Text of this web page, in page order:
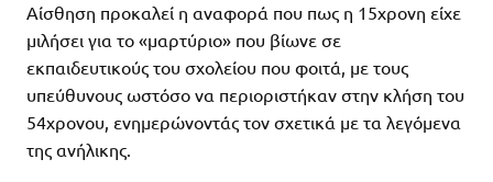
Αίσθηση προκαλεί η αναφορά που πως η 15χρονη είχε
μιλήσει για το «μαρτύριο» που βίωνε σε
εκπαιδευτικούς του σχολείου που φοιτά, με τους
υπεύθυνους ωστόσο να περιοριστήκαν στην κλήση του
54χρονου, ενημερώνοντάς τον σχετικά με τα λεγόμενα
της ανήλικης.